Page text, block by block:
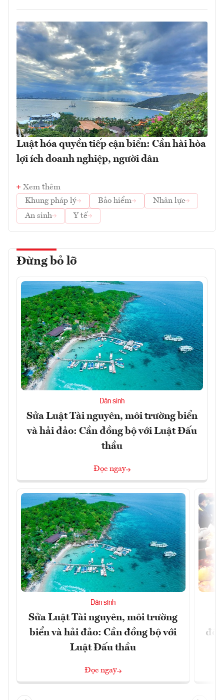
Luật hóa quyền tiếp cận biển: Cần hài hòa
lợi ích doanh nghiệp, người dân
Xem thêm
Khung pháp lý
Bảo hiểm
Nhân lực
An sinh
Y tế
Đừng bỏ lỡ
Dân sinh
Sửa Luật Tài nguyên, môi trường biển
và hải đảo: Cần đồng bộ với Luật Đấu
thầu
Đọc ngay
Dân sinh
Sửa Luật Tài nguyên, môi trường
biển và hải đảo: Cần đồng bộ với
Luật Đấu thầu
Đọc ngay